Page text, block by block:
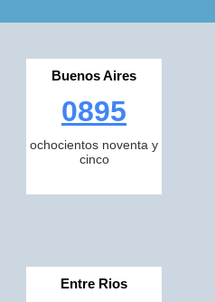
Buenos Aires
0895
ochocientos noventa y
cinco
Entre Rios